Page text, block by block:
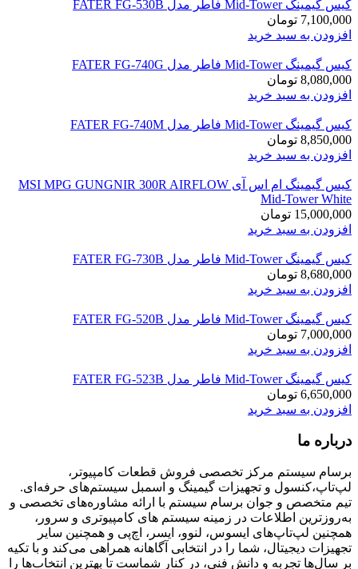
کیس گیمینگ Mid-Tower فاطر مدل FATER FG-530B
7,100,000 تومان
افزودن به سبد خرید
کیس گیمینگ Mid-Tower فاطر مدل FATER FG-740G
8,080,000 تومان
افزودن به سبد خرید
کیس گیمینگ Mid-Tower فاطر مدل FATER FG-740M
8,850,000 تومان
افزودن به سبد خرید
کیس گیمینگ ام اس آی MSI MPG GUNGNIR 300R AIRFLOW
Mid-Tower White
15,000,000 تومان
افزودن به سبد خرید
کیس گیمینگ Mid-Tower فاطر مدل FATER FG-730B
8,680,000 تومان
افزودن به سبد خرید
کیس گیمینگ Mid-Tower فاطر مدل FATER FG-520B
7,000,000 تومان
افزودن به سبد خرید
کیس گیمینگ Mid-Tower فاطر مدل FATER FG-523B
6,650,000 تومان
افزودن به سبد خرید
درباره ما
برسام سیستم مرکز تخصصی فروش قطعات کامپیوتر،
لپ‌تاپ،کنسول و تجهیزات گیمینگ و اسمبل سیستم‌های حرفه‌ای.
تیم متخصص و جوان برسام سیستم با ارائه مشاوره‌های تخصصی و
به‌روزترین اطلاعات در زمینه سیستم های کامپیوتری و سرور،
همچنین لپ‌تاپ‌های ایسوس، لنوو، ایسر، اچ‌پی و همچنین سایر
تجهیزات دیجیتال، شما را در انتخابی آگاهانه همراهی می‌کند و با تکیه
بر سال‌ها تجربه و دانش فنی، در کنار شماست تا بهترین انتخاب‌ها را